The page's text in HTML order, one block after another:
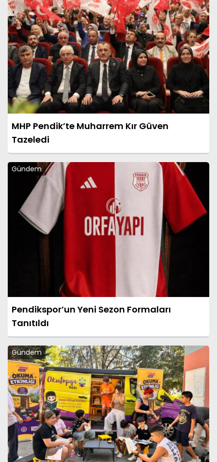
MHP Pendik’te Muharrem Kır Güven
Tazeledi
Gündem
Pendikspor’un Yeni Sezon Formaları
Tanıtıldı
Gündem